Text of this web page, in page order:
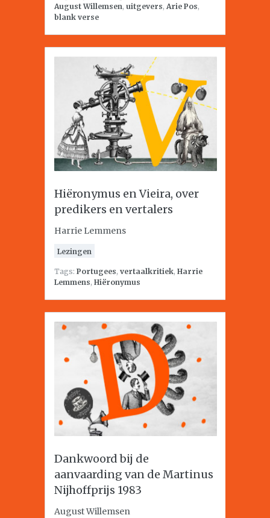
August Willemsen, uitgevers, Arie Pos,
blank verse
Hiëronymus en Vieira, over
predikers en vertalers
Harrie Lemmens
Lezingen
Tags: Portugees, vertaalkritiek, Harrie
Lemmens, Hiëronymus
Dankwoord bij de
aanvaarding van de Martinus
Nijhoffprijs 1983
August Willemsen